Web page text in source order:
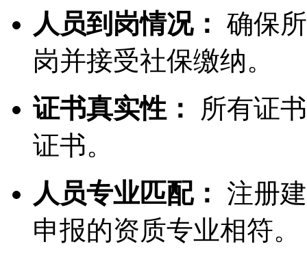
人员到岗情况： 确保
岗并接受社保缴纳。
证书真实性：
所有证
证书。
人员专业匹配： 注册
申报的资质专业相符。